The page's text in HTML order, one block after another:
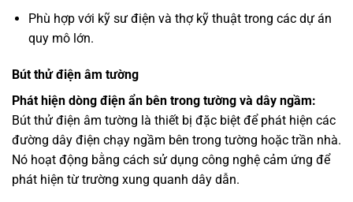
Phù hợp với kỹ sư điện và thợ kỹ thuật trong các dự án
quy mô lớn.
Bút thử điện âm tường
Phát hiện dòng điện ẩn bên trong tường và dây ngầm:
Bút thử điện âm tường là thiết bị đặc biệt để phát hiện các
đường dây điện chạy ngầm bên trong tường hoặc trần nhà.
Nó hoạt động bằng cách sử dụng công nghệ cảm ứng để
phát hiện từ trường xung quanh dây dẫn.